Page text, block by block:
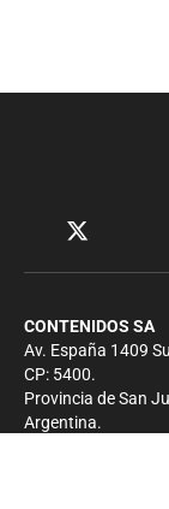
CONTENIDOS SA
Av. España 1409
CP: 5400.
Provincia de San
Argentina.